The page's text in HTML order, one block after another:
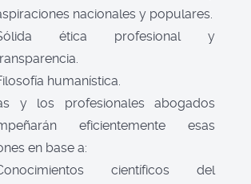
nacionales y populares.
ética profesional y
humanística.
y los profesionales abogados
eficientemente esas
en base a:
científicos del